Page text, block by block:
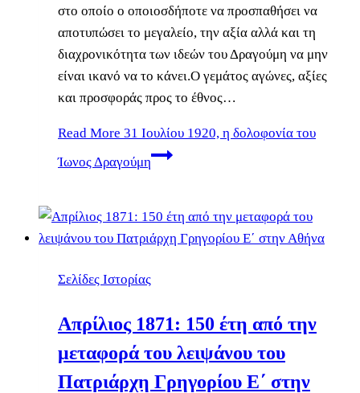
στο οποίο ο οποιοσδήποτε να προσπαθήσει να
αποτυπώσει το μεγαλείο, την αξία αλλά και τη
διαχρονικότητα των ιδεών του Δραγούμη να μην
είναι ικανό να το κάνει.Ο γεμάτος αγώνες, αξίες
και προσφοράς προς το έθνος…
Read More 31 Ιουλίου 1920, η δολοφονία του
Ίωνος Δραγούμη
Σελίδες Ιστορίας
Απρίλιος 1871: 150 έτη από την
μεταφορά του λειψάνου του
Πατριάρχη Γρηγορίου Ε΄ στην